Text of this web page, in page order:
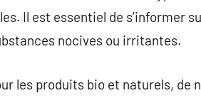
Il est essentiel de s’informer
nocives ou irritantes.
les produits bio et naturels,